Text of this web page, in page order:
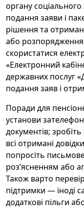
органу
подання заяви і
рішення та
або
скористатися
«Електронний
державних послуг
подання заяв і
Поради для
установи
документів; зробіть
всі отримані
попросіть
роз’ясненням або
Також варто
підтримки — іноді
додаткові пільги